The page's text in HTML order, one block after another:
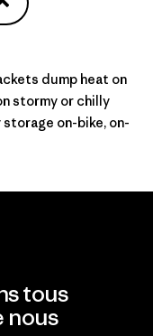
dump heat on
stormy or chilly
on-bike, on-
tous
nous